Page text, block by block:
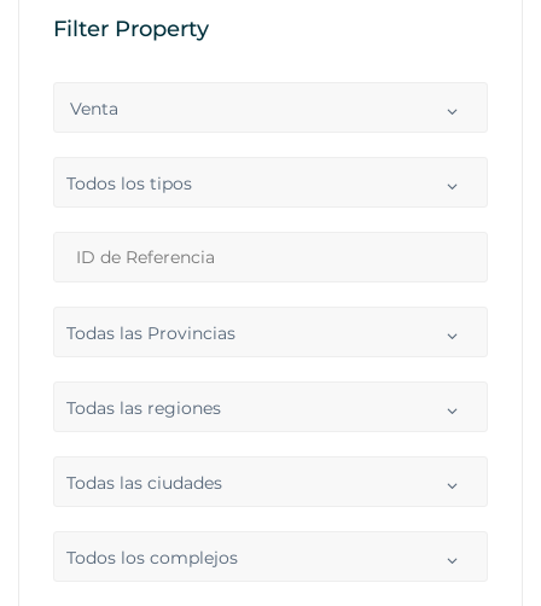
Filter Property
Venta
Todos los tipos
Todas las Provincias
Todas las regiones
Todas las ciudades
Todos los complejos